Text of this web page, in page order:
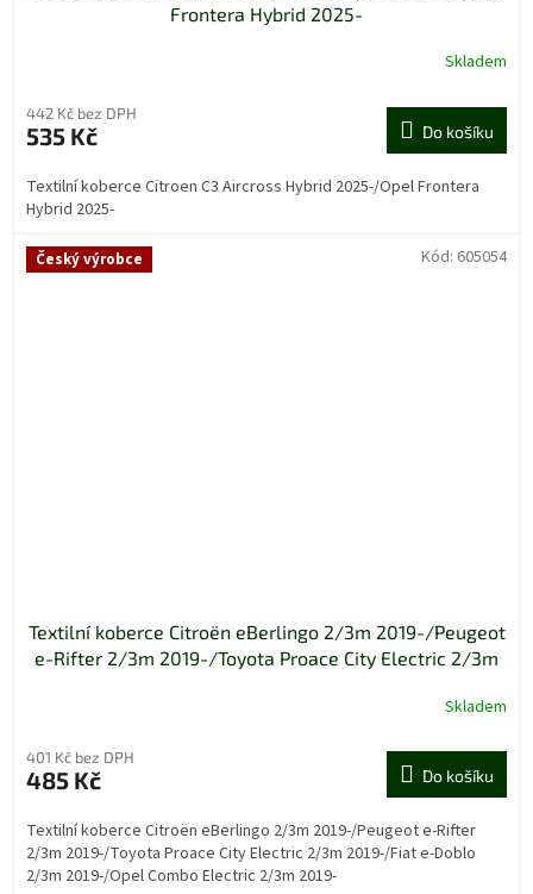
Frontera Hybrid 2025-
Skladem
442 Kč bez DPH
535 Kč Do košíku
Textilní koberce Citroen C3 Aircross Hybrid 2025-/Opel Frontera
Hybrid 2025-
Český výrobce
Textilní koberce Citroën eBerlingo 2/3m 2019-/Peugeot
e-Rifter 2/3m 2019-/Toyota Proace City Electric 2/3m
Skladem
401 Kč bez DPH
485 Kč Do košíku
Textilní koberce Citroën eBerlingo 2/3m 2019-/Peugeot e-Rifter
2/3m 2019-/Toyota Proace City Electric 2/3m 2019-/Fiat e-Doblo
2/3m 2019-/Opel Combo Electric 2/3m 2019-
Kód: 605054